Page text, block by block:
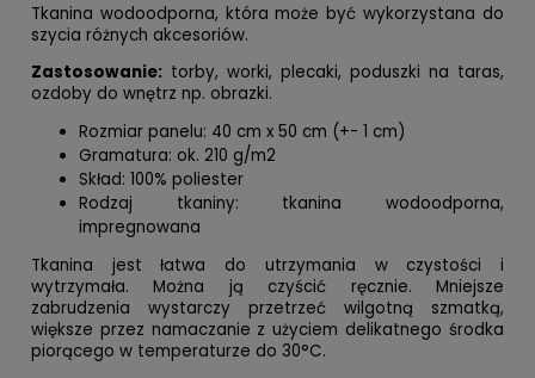
Tkanina wodoodporna, która może być wykorzystana do
szycia różnych akcesoriów.
Zastosowanie: torby, worki, plecaki, poduszki na taras,
ozdoby do wnętrz np. obrazki.
Rozmiar panelu: 40 cm x 50 cm (+- 1 cm)
Gramatura: ok. 210 g/m2
Skład: 100% poliester
Rodzaj tkaniny: tkanina wodoodporna,
impregnowana
Tkanina jest łatwa do utrzymania w czystości i
wytrzymała. Można ją czyścić ręcznie. Mniejsze
zabrudzenia wystarczy przetrzeć wilgotną szmatką,
większe przez namaczanie z użyciem delikatnego środka
piorącego w temperaturze do 30°C.